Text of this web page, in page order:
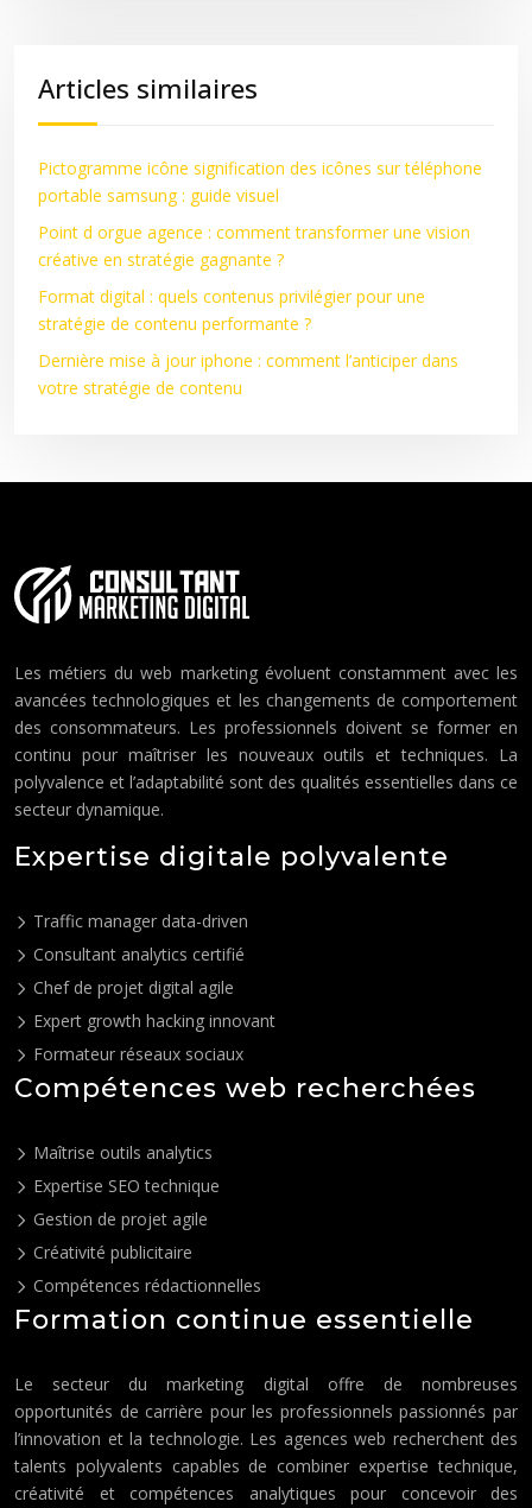
Articles similaires
Pictogramme icône signification des icônes sur téléphone
portable samsung : guide visuel
Point d orgue agence : comment transformer une vision
créative en stratégie gagnante ?
Format digital : quels contenus privilégier pour une
stratégie de contenu performante ?
Dernière mise à jour iphone : comment l’anticiper dans
votre stratégie de contenu
Les métiers du web marketing évoluent constamment avec les
avancées technologiques et les changements de comportement
des consommateurs. Les professionnels doivent se former en
continu pour maîtriser les nouveaux outils et techniques. La
polyvalence et l’adaptabilité sont des qualités essentielles dans ce
secteur dynamique.
Expertise digitale polyvalente
Traffic manager data-driven
Consultant analytics certifié
Chef de projet digital agile
Expert growth hacking innovant
Formateur réseaux sociaux
Compétences web recherchées
Maîtrise outils analytics
Expertise SEO technique
Gestion de projet agile
Créativité publicitaire
Compétences rédactionnelles
Formation continue essentielle
Le secteur du marketing digital offre de nombreuses
opportunités de carrière pour les professionnels passionnés par
l’innovation et la technologie. Les agences web recherchent des
talents polyvalents capables de combiner expertise technique,
créativité et compétences analytiques pour concevoir des